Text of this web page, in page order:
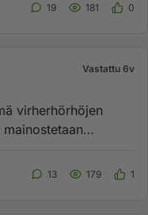
19 181 0
Vastattu 6v
virherhörhöjen
13 179 1